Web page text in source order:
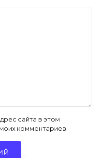
сайта в этом
комментариев.